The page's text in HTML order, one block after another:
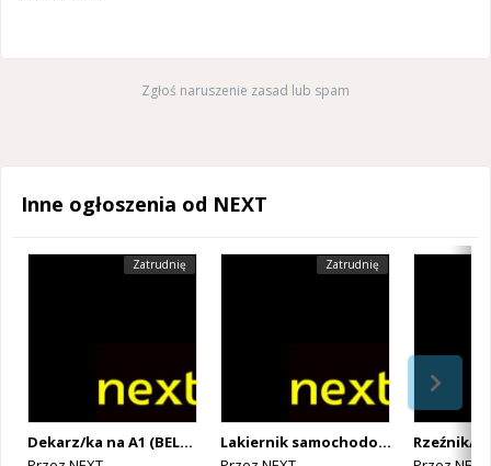
Zgłoś naruszenie zasad lub spam
Inne ogłoszenia od NEXT
Zatrudnię
Dekarz/ka na A1 (BELGIA)
Zatrudnię
Lakiernik samochodowy na A1 (BELGIA)